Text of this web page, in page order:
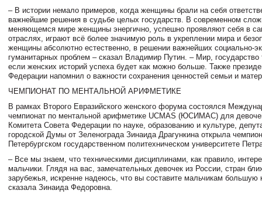
– В истории немало примеров, когда женщины брали на себя
важнейшие решения в судьбе целых государств. В современном
меняющемся мире женщины энергично, успешно проявляют себя в
отраслях, играют всё более значимую роль в укреплении мира и
женщины абсолютно естественно, в решении важнейших социально-
гуманитарных проблем – сказал Владимир Путин. – Мир, государство
если женских историй успеха будет как можно больше. Также
Федерации напомнил о важности сохранения ценностей семьи и
ЧЕМПИОНАТ ПО МЕНТАЛЬНОЙ АРИФМЕТИКЕ
В рамках Второго Евразийского женского форума состоялся
чемпионат по ментальной арифметике UCMAS (ЮСИМАС) для
Комитета Совета Федерации по науке, образованию и культуре,
городской Думы от Зеленограда Зинаида Драгункина открыла
Петербургском государственном политехническом университете
– Все мы знаем, что техническими дисциплинами, как правило,
мальчики. Глядя на вас, замечательных девочек из России, стран
зарубежья, искренне надеюсь, что вы составите мальчикам большую
сказала Зинаида Федоровна.